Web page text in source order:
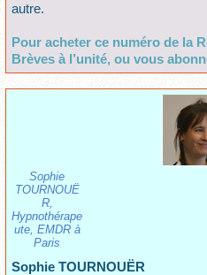
autre.
Pour acheter ce numéro de la
Brèves à l’unité, ou vous
Sophie
TOURNOUË
R,
Hypnothérape
ute, EMDR à
Paris
Sophie TOURNOUËR